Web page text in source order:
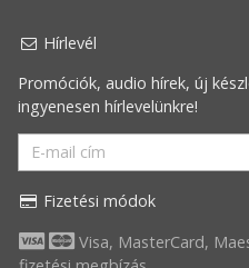
Hírlevél
Promóciók, audio hírek, új
ingyenesen hírlevelünkre!
Fizetési módok
Visa, MasterCard,